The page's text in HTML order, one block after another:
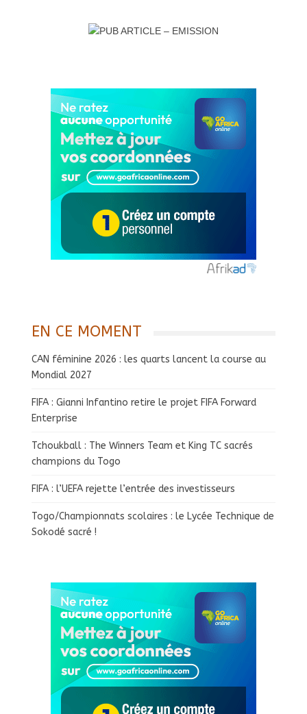
EN CE MOMENT
CAN féminine 2026 : les quarts lancent la course au
Mondial 2027
FIFA : Gianni Infantino retire le projet FIFA Forward
Enterprise
Tchoukball : The Winners Team et King TC sacrés
champions du Togo
FIFA : l’UEFA rejette l’entrée des investisseurs
Togo/Championnats scolaires : le Lycée Technique de
Sokodé sacré !